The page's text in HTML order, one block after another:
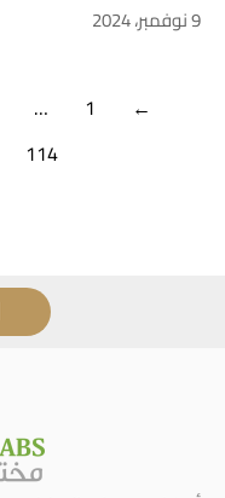
9 نوفمبر، 2024
←
1
…
114